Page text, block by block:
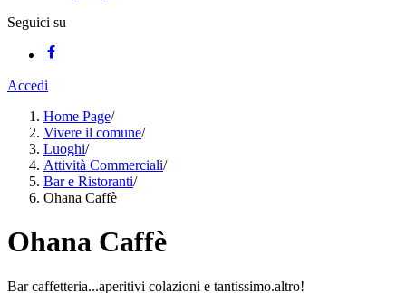
Seguici su
Accedi
Home Page/
Vivere il comune/
Luoghi/
Attività Commerciali/
Bar e Ristoranti/
Ohana Caffè
Ohana Caffè
Bar caffetteria...aperitivi colazioni e tantissimo.altro!